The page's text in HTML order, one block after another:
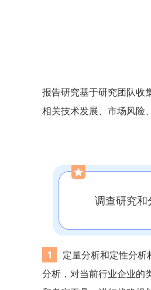
报告研究基于研究团队收
相关技术发展、市场风险
调查研究和
1
定量分析和定性分
分析，对当前行业企业的